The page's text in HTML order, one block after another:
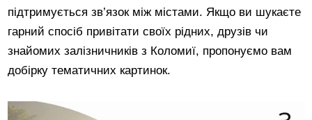
підтримується зв’язок між містами. Якщо ви шукаєте
гарний спосіб привітати своїх рідних, друзів чи
знайомих залізничників з Коломиї, пропонуємо вам
добірку тематичних картинок.